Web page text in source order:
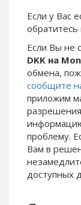
Если у Вас
Если Вы не
DKK на
обмена,
сообщите
приложим
разрешения
проблему.
Вам в
доступных
Phone
Neteller USD
Neteller EUR
Neteller INR
Neteller PLN
Neteller GBP
Neteller NOK
Neteller SEK
PaySera USD
PaySera EUR